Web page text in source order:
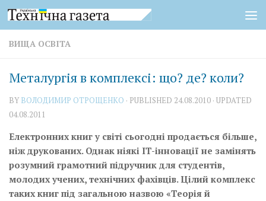
Skip to content
ВИЩА ОСВІТА
Металургія в комплексі: що? де? коли?
BY ВОЛОДИМИР ОТРОЩЕНКО · PUBLISHED 24.08.2010 · UPDATED
04.08.2011
Електронних книг у світі сьогодні продається більше,
ніж друкованих. Однак ніякі IT-інновації не замінять
розумний грамотний підручник для студентів,
молодих учених, технічних фахівців.Цілий комплекс
таких книг під загальною назвою «Теорія й